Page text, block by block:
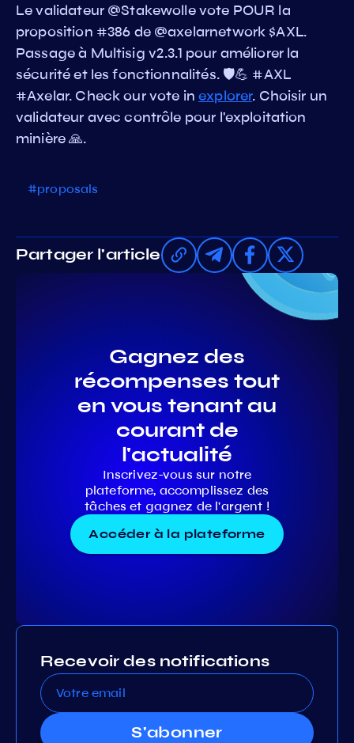
Le validateur @Stakewolle vote POUR la
proposition #386 de @axelarnetwork $AXL.
Passage à Multisig v2.3.1 pour améliorer la
sécurité et les fonctionnalités. 🛡️💪 #AXL
#Axelar. Check our vote inexplorer. Choisir un
validateur avec contrôle pour l'exploitation
minière 🙏.
#proposals
Partager l'article
Gagnez des
récompenses tout
en vous tenant au
courant de
l'actualité
Inscrivez-vous sur notre
plateforme, accomplissez des
tâches et gagnez de l'argent !
Accéder à la plateforme
Recevoir des notifications
S'abonner